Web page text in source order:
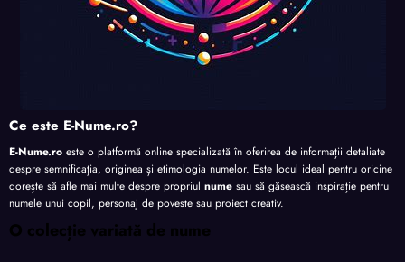
Ce este E-Nume.ro?
E-Nume.ro este o platformă online specializată în oferirea de informații detaliate
despre semnificația, originea și etimologia numelor. Este locul ideal pentru oricine
dorește să afle mai multe despre propriul nume sau să găsească inspirație pentru
numele unui copil, personaj de poveste sau proiect creativ.
O colecție variată de nume